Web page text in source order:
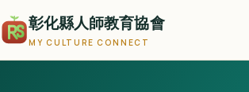
彰化縣人師教育協會
MY CULTURE CONNECT